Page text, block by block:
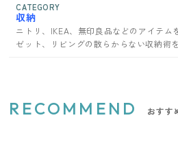
CATEGORY
収納
ニトリ、IKEA、無印良品などのアイテム
ゼット、リビングの散らからない収納術
RECOMMEND おすす